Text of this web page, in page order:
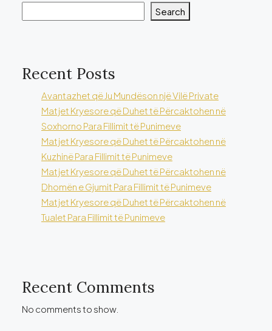
Search
Recent Posts
Avantazhet që Ju Mundëson një Vilë Private
Matjet Kryesore që Duhet të Përcaktohen në
Soxhorno Para Fillimit të Punimeve
Matjet Kryesore që Duhet të Përcaktohen në
Kuzhinë Para Fillimit të Punimeve
Matjet Kryesore që Duhet të Përcaktohen në
Dhomën e Gjumit Para Fillimit të Punimeve
Matjet Kryesore që Duhet të Përcaktohen në
Tualet Para Fillimit të Punimeve
Recent Comments
No comments to show.